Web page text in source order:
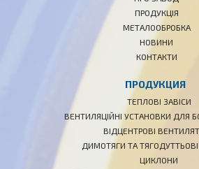
ПРОДУКЦІЯ
МЕТАЛООБРОБКА
НОВИНИ
КОНТАКТИ
ПРОДУКЦИЯ
ТЕПЛОВІ ЗАВІСИ
ВЕНТИЛЯЦІЙНІ УСТАНОВКИ ДЛЯ
ВІДЦЕНТРОВІ
ДИМОТЯГИ ТА
ЦИКЛОНИ